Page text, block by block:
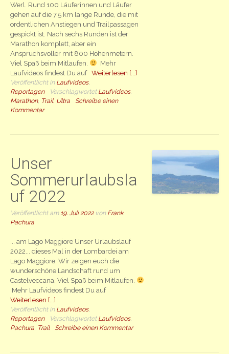
Werl. Rund 100 Läuferinnen und Läufer
gehen auf die 7,5 km lange Runde, die mit
ordentlichen Anstiegen und Trailpassagen
gespickt ist. Nach sechs Runden ist der
Marathon komplett, aber ein
Anspruchsvoller mit 800 Höhenmetern.
Viel Spaß beim Mitlaufen.
Mehr
Laufvideos findest Du aufWeiterlesen [...]
Veröffentlicht in Laufvideos,
Reportagen
Verschlagwortet Laufvideos,
Marathon, Trail, Ultra
Schreibe einen
Kommentar
Unser
Sommerurlaubsla
uf 2022
Veröffentlicht am 19. Juli 2022von Frank
Pachura
... am Lago Maggiore Unser Urlaubslauf
2022... dieses Mal in der Lombardei am
Lago Maggiore. Wir zeigen euch die
wunderschöne Landschaft rund um
Castelveccana. Viel Spaß beim Mitlaufen.
Mehr Laufvideos findest Du auf
Weiterlesen [...]
Veröffentlicht in Laufvideos,
Reportagen
Verschlagwortet Laufvideos,
Pachura, Trail Schreibe einen Kommentar